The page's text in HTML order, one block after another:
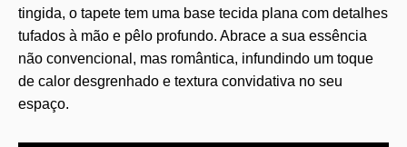
tingida, o tapete tem uma base tecida plana com detalhes
tufados à mão e pêlo profundo. Abrace a sua essência
não convencional, mas romântica, infundindo um toque
de calor desgrenhado e textura convidativa no seu
espaço.